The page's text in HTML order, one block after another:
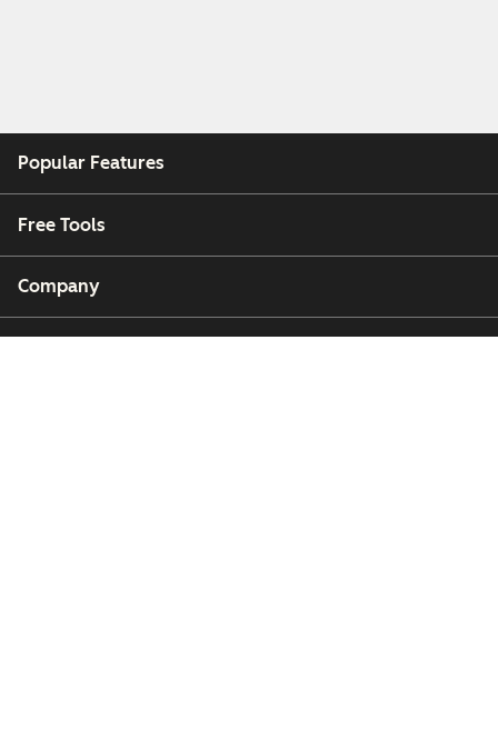
Popular Features
Free Tools
Company